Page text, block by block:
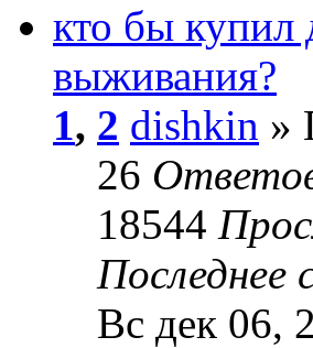
кто бы купил
выживания?
1, 2 dishkin »
26
18544
Последнее
Вс дек 06,